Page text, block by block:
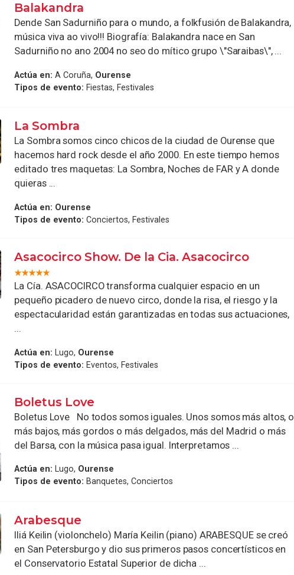
Balakandra
Dende San Sadurniño para o mundo, a folkfusión de Balakandra,
música viva ao vivo!!! Biografía: Balakandra nace en San
Sadurniño no ano 2004 no seo do mítico grupo \"Saraibas\", ...
Actúa en: A Coruña, Ourense
Tipos de evento: Fiestas, Festivales
La Sombra
La Sombra somos cinco chicos de la ciudad de Ourense que
hacemos hard rock desde el año 2000. En este tiempo hemos
editado tres maquetas: La Sombra, Noches de FAR y A donde
quieras ...
Actúa en: Ourense
Tipos de evento: Conciertos, Festivales
Asacocirco Show. De la Cia. Asacocirco
La Cía. ASACOCIRCO transforma cualquier espacio en un
pequeño picadero de nuevo circo, donde la risa, el riesgo y la
espectacularidad están garantizadas en todas sus actuaciones,
...
Actúa en: Lugo, Ourense
Tipos de evento: Eventos, Festivales
Boletus Love
Boletus Love No todos somos iguales. Unos somos más altos, o
más bajos, más gordos o más delgados, más del Madrid o más
del Barsa, con la música pasa igual. Interpretamos ...
Actúa en: Lugo, Ourense
Tipos de evento: Banquetes, Conciertos
Arabesque
Iliá Keilin (violonchelo) María Keilin (piano) ARABESQUE se creó
en San Petersburgo y dio sus primeros pasos concertísticos en
el Conservatorio Estatal Superior de dicha ...